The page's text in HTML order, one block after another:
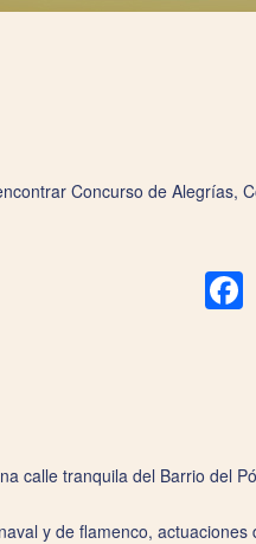
Concurso de Alegrías,
calle tranquila del Barrio del
y de flamenco,